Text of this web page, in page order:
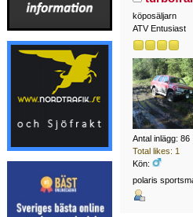
köposäljarn
ATV Entusiast
Antal inlägg: 86
Total likes: 1
Kön:
polaris